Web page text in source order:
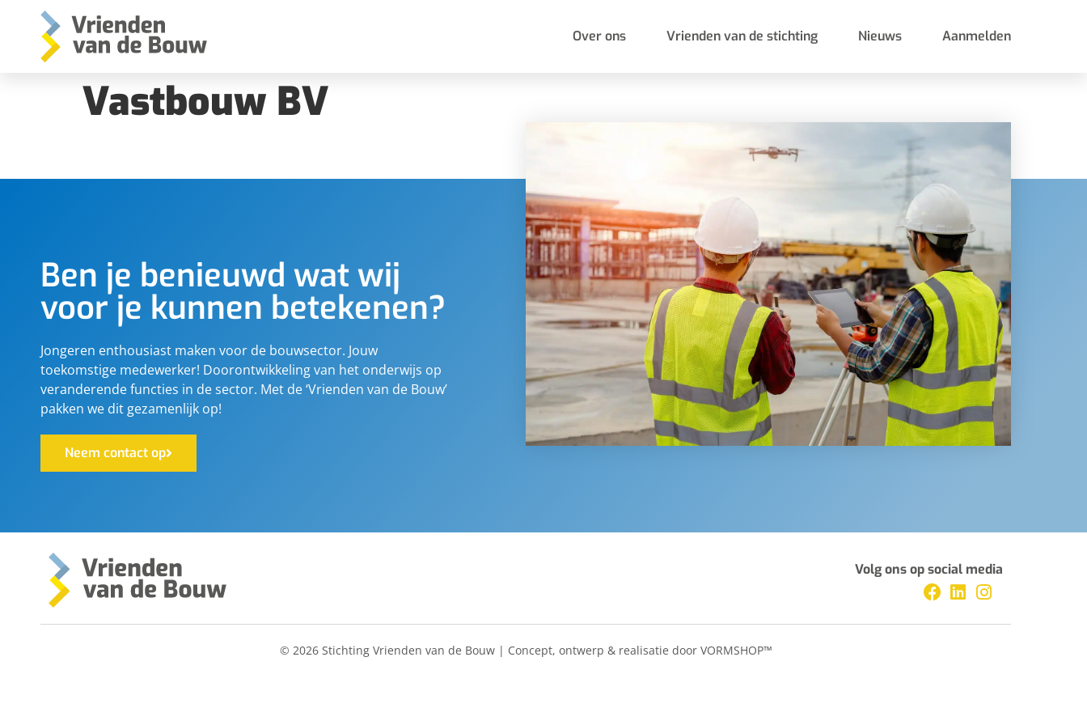
Over ons Vrienden van de stichting Nieuws Aanmelden
Vastbouw BV
Ben je benieuwd wat wij
voor je kunnen betekenen?
Jongeren enthousiast maken voor de bouwsector. Jouw
toekomstige medewerker! Doorontwikkeling van het onderwijs op
veranderende functies in de sector. Met de ‘Vrienden van de Bouw’
pakken we dit gezamenlijk op!
Neem contact op
Volg ons op social media
© 2026 Stichting Vrienden van de Bouw | Concept, ontwerp & realisatie door VORMSHOP™